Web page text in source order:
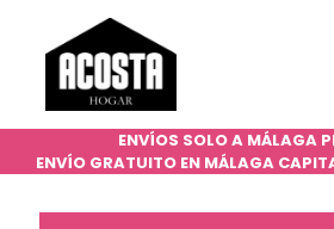
ENVÍOS SOLO A MÁLAGA
ENVÍO GRATUITO EN MÁLAGA